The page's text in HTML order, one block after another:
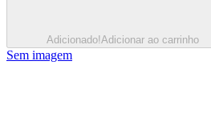
Adicionado!Adicionar ao carrinho
Sem imagem